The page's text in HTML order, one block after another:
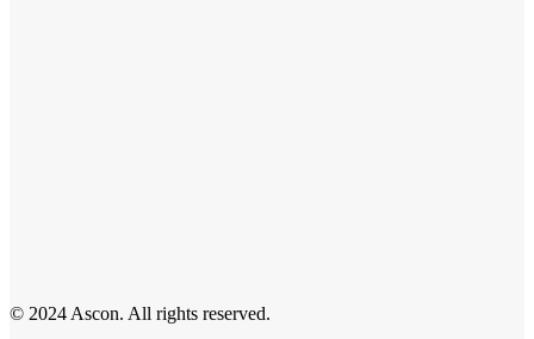
© 2024 Ascon. All rights reserved.